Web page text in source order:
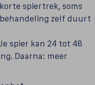
spiertrek, soms
zelf duurt
spier kan 24 tot 48
Daarna: meer